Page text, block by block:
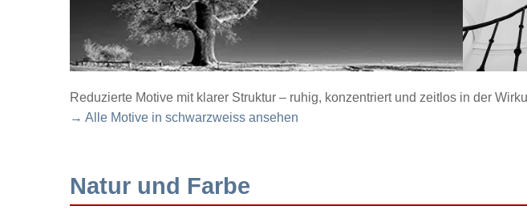
Reduzierte Motive mit klarer Struktur – ruhig, konzentriert und zeitlos in der
→ Alle Motive in schwarzweiss ansehen
Natur und Farbe